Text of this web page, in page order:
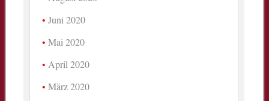
Juni 2020
Mai 2020
April 2020
März 2020